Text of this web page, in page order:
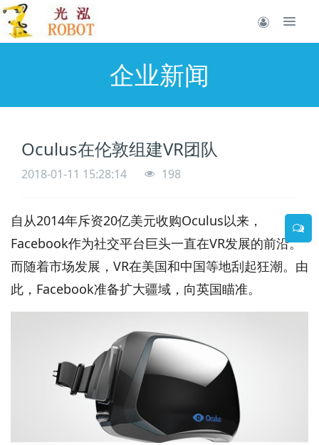
企业新闻
Oculus在伦敦组建VR团队
2018-01-11 15:28:14 198
自从2014年斥资20亿美元收购Oculus以来，
Facebook作为社交平台巨头一直在VR发展的前沿。
而随着市场发展，VR在美国和中国等地刮起狂潮。由
此，Facebook准备扩大疆域，向英国瞄准。